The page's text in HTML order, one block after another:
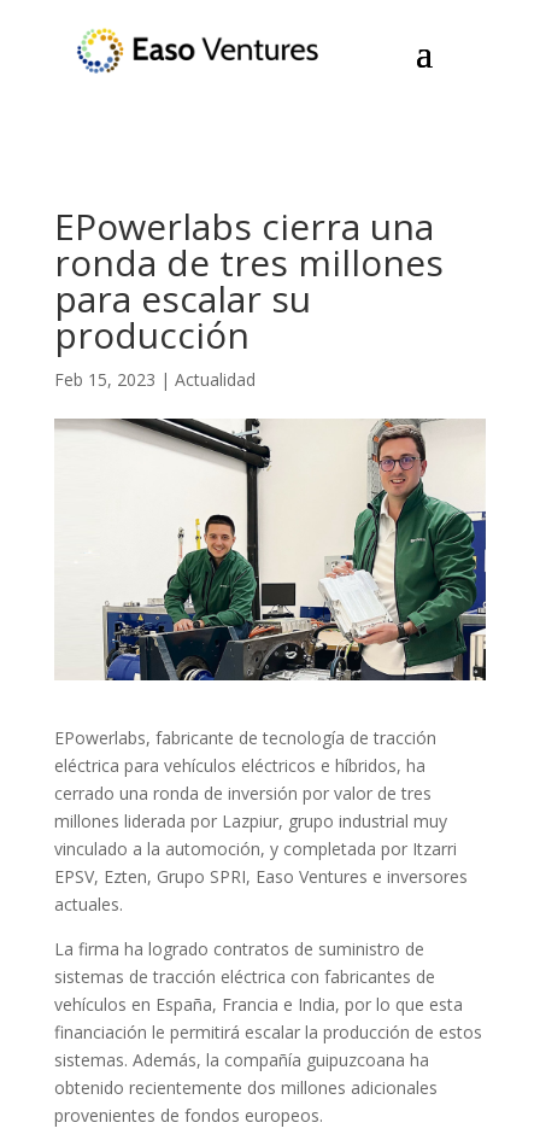
EPowerlabs cierra una
ronda de tres millones
para escalar su
producción
Feb 15, 2023 | Actualidad
EPowerlabs, fabricante de tecnología de tracción
eléctrica para vehículos eléctricos e híbridos, ha
cerrado una ronda de inversión por valor de tres
millones liderada por Lazpiur, grupo industrial muy
vinculado a la automoción, y completada por Itzarri
EPSV, Ezten, Grupo SPRI, Easo Ventures e inversores
actuales.
La firma ha logrado contratos de suministro de
sistemas de tracción eléctrica con fabricantes de
vehículos en España, Francia e India, por lo que esta
financiación le permitirá escalar la producción de estos
sistemas. Además, la compañía guipuzcoana ha
obtenido recientemente dos millones adicionales
provenientes de fondos europeos.